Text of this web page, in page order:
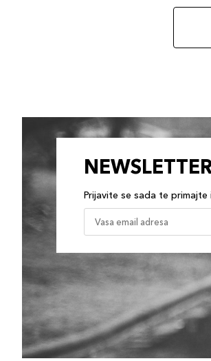
Prijavite se sada te